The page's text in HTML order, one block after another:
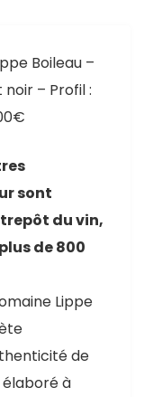
Boileau –
noir – Profil :
sont
du vin,
de 800
Lippe
de
élaboré à